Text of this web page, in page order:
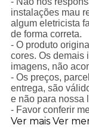
instalações mau
algum eletricista
de forma correta.
- O produto
cores. Os demais
imagens, não
- Os preços,
entrega, são
e não para nossa
- Favor conferir
Ver mais Ver